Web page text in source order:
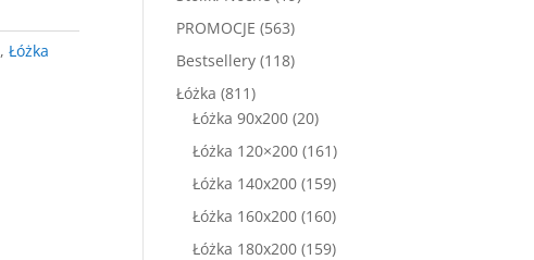
,Łóżka
PROMOCJE 563563
produkty
Bestsellery 118118
Łóżka 811811
produktów
Łóżka 90x200 2020
produktów
Łóżka 120×200 161161
produktów
Łóżka 140x200 159159
produktów
Łóżka 160x200 160160
produktów
Łóżka 180x200 159159